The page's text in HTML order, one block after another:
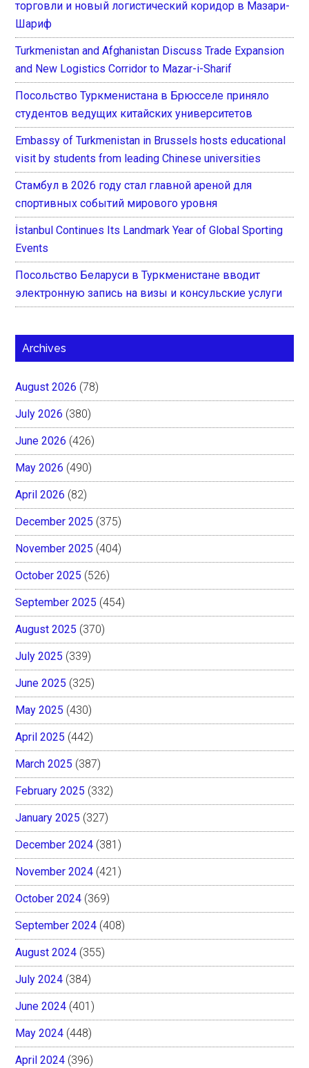
торговли и новый логистический коридор в Мазари-
Шариф
Turkmenistan and Afghanistan Discuss Trade Expansion
and New Logistics Corridor to Mazar-i-Sharif
Посольство Туркменистана в Брюсселе приняло
студентов ведущих китайских университетов
Embassy of Turkmenistan in Brussels hosts educational
visit by students from leading Chinese universities
Стамбул в 2026 году стал главной ареной для
спортивных событий мирового уровня
İstanbul Continues Its Landmark Year of Global Sporting
Events
Посольство Беларуси в Туркменистане вводит
электронную запись на визы и консульские услуги
Archives
August 2026 (78)
July 2026 (380)
June 2026 (426)
May 2026 (490)
April 2026 (82)
December 2025 (375)
November 2025 (404)
October 2025 (526)
September 2025 (454)
August 2025 (370)
July 2025 (339)
June 2025 (325)
May 2025 (430)
April 2025 (442)
March 2025 (387)
February 2025 (332)
January 2025 (327)
December 2024 (381)
November 2024 (421)
October 2024 (369)
September 2024 (408)
August 2024 (355)
July 2024 (384)
June 2024 (401)
May 2024 (448)
April 2024 (396)